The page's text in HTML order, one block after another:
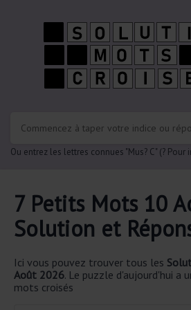
Ou entrez les lettres connues "Mus? C" (? Pour
7 Petits Mots 10
Solution et
Ici vous pouvez trouver tous les
Août 2026. Le puzzle d'aujourd'hui a
mots croisés